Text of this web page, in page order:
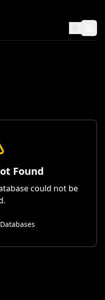
Found
could not be